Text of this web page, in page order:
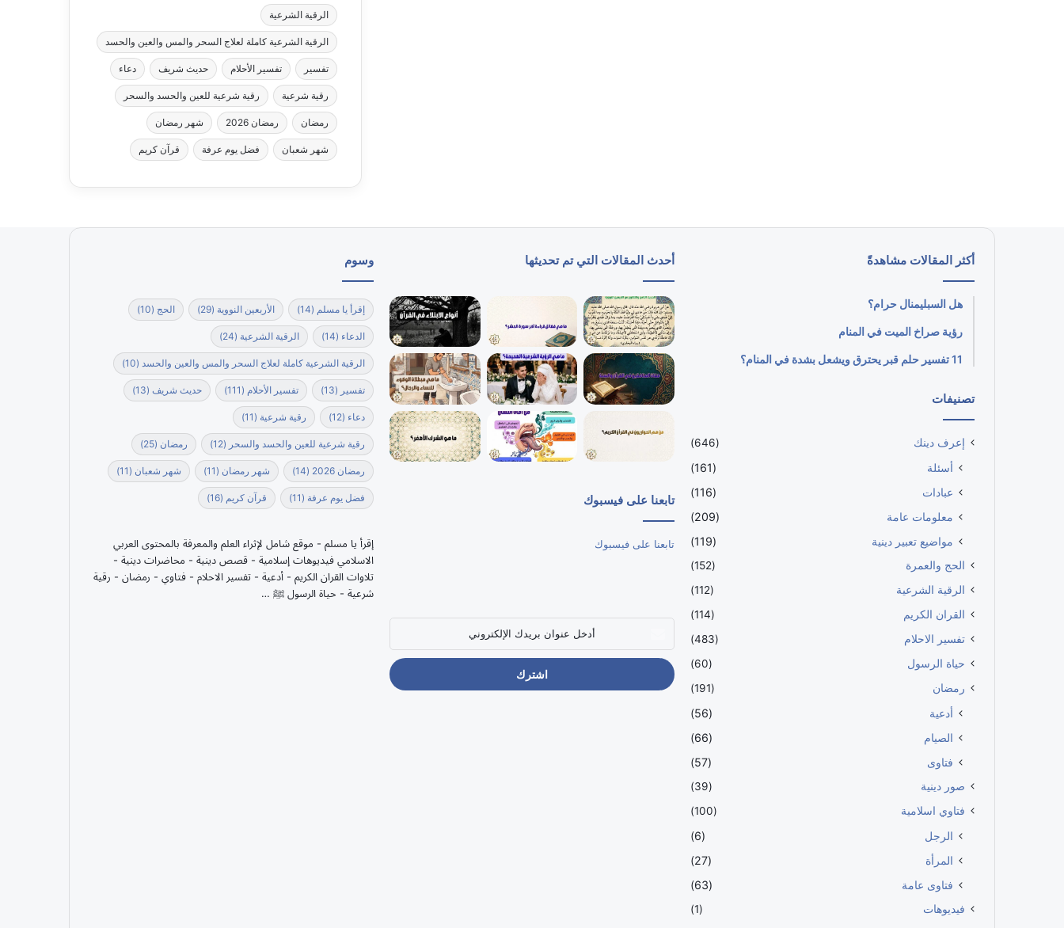
الرقية الشرعية
الرقية الشرعية كاملة لعلاج السحر والمس والعين والحسد
تفسير تفسير الأحلام حديث شريف دعاء
رقية شرعية رقية شرعية للعين والحسد والسحر
رمضان رمضان 2026 شهر رمضان
شهر شعبان فضل يوم عرفة قرآن كريم
أكثر المقالات مشاهدةً
هل السبليمنال حرام؟
رؤية صراخ الميت في المنام
11 تفسير حلم قبر يحترق ويشعل بشدة في المنام؟
تصنيفات
إعرف دينك (646)
أسئلة
(161)
عبادات
(116)
معلومات عامة
(209)
مواضيع تعبير دينية
(119)
الحج والعمرة
(152)
الرقية الشرعية
(112)
القران الكريم
(114)
تفسير الاحلام
(483)
حياة الرسول
(60)
رمضان
(191)
أدعية
(56)
الصيام
(66)
فتاوى
(57)
صور دينية
(39)
فتاوي اسلامية
(100)
الرجل
(6)
المرأة
(27)
فتاوى عامة
(63)
فيديوهات
(1)
أحدث المقالات التي تم تحديثها
تابعنا على فيسبوك
تابعنا على فيسبوك
بريدك
الإلكتروني
وسوم
إقرأ يا مسلم (14) الأربعين النووية (29) الحج (10)
الدعاء (14) الرقية الشرعية (24)
الرقية الشرعية كاملة لعلاج السحر والمس والعين والحسد (10)
تفسير (13) تفسير الأحلام (111) حديث شريف(13)
دعاء (12) رقية شرعية (11)
رقية شرعية للعين والحسد والسحر (12) رمضان (25)
رمضان 2026 (14) شهر رمضان (11) شهر شعبان (11)
فضل يوم عرفة (11) قرآن كريم (16)
إقرأ يا مسلم - موقع شامل لإثراء العلم والمعرفة بالمحتوى العربي
الاسلامي فيديوهات إسلامية - قصص دينية - محاضرات دينية -
تلاوات القران الكريم - أدعية - تفسير الاحلام - فتاوي - رمضان - رقية
شرعية - حياة الرسول ﷺ …